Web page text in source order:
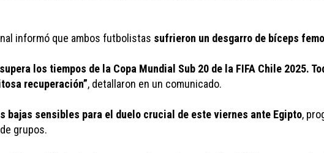
informó que ambos futbolistas sufrieron un desgarro de bíceps
los tiempos de la Copa Mundial Sub 20 de la FIFA Chile 2025.
recuperación”, detallaron en un comunicado.
bajas sensibles para el duelo crucial de este viernes ante Egipto,
grupos.